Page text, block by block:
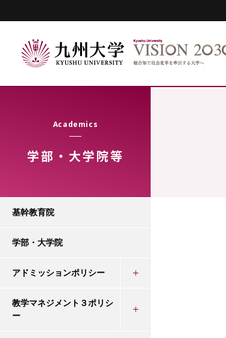
Academics
学部・大学院等
基幹教育院
学部・大学院
アドミッションポリシー
教学マネジメント３ポリシ
ー